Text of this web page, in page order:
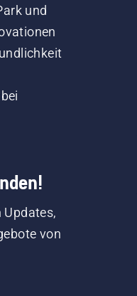
und
Updates,
von